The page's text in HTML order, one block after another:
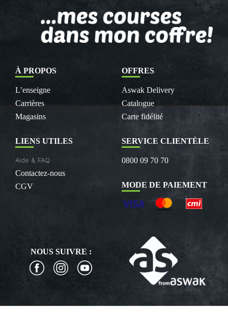
À PROPOS
L’enseigne
Carrières
Magasins
OFFRES
Aswak Delivery
Catalogue
Carte fidélité
LIENS UTILES
Aide & FAQ
Contactez-nous
CGV
SERVICE CLIENTÈLE
0800 09 70 70
MODE DE PAIEMENT
NOUS SUIVRE :